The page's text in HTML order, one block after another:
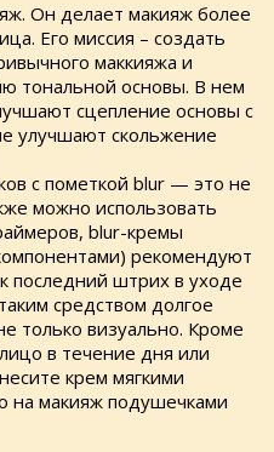
Он делает макияж более
Его миссия – создать
маккияжа и
тональной основы. В нем
сцепление основы с
улучшают скольжение
с пометкой blur — это не
можно использовать
blur-кремы
рекомендуют
последний штрих в уходе
средством долгое
только визуально. Кроме
в течение дня или
крем мягкими
на макияж подушечками